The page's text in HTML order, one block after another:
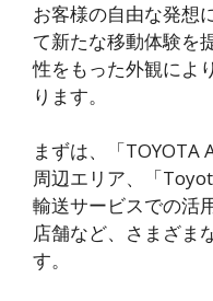
お客様の自由な発想
て新たな移動体験を
性をもった外観によ
ります。
まずは、「TOYOTA
周辺エリア、「
輸送サービスでの活
店舗など、さまざま
す。